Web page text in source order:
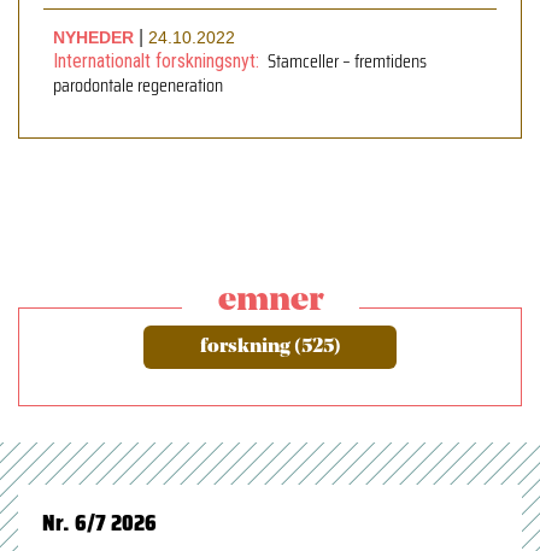
NYHEDER 24.10.2022
Internationalt forskningsnyt: Stamceller – fremtidens
parodontale regeneration
emner
forskning (525)
Nr. 6/7 2026